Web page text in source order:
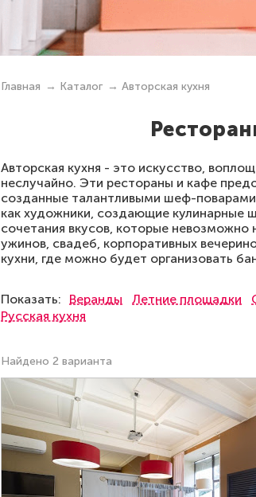
Главная Каталог Авторская кухня
Авторская кухня - это искусство,
неслучайно. Эти рестораны и кафе
созданные талантливыми шеф-
как художники, создающие кулинарные
сочетания вкусов, которые
ужинов, свадеб, корпоративных
кухни, где можно будет организовать
Показать: Веранды Летние площадки
Русская кухня
Найдено 2 варианта